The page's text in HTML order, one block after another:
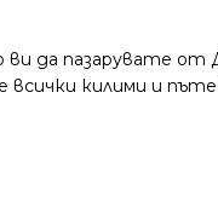
да пазарувате от
всички килими и